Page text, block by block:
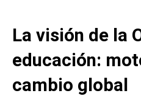
La visión de la
educación:
cambio global